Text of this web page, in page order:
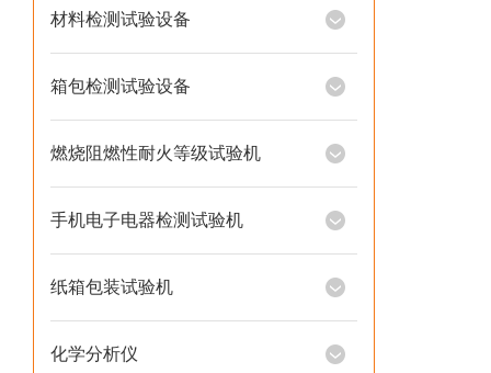
材料检测试验设备
箱包检测试验设备
燃烧阻燃性耐火等级试验机
手机电子电器检测试验机
纸箱包装试验机
化学分析仪